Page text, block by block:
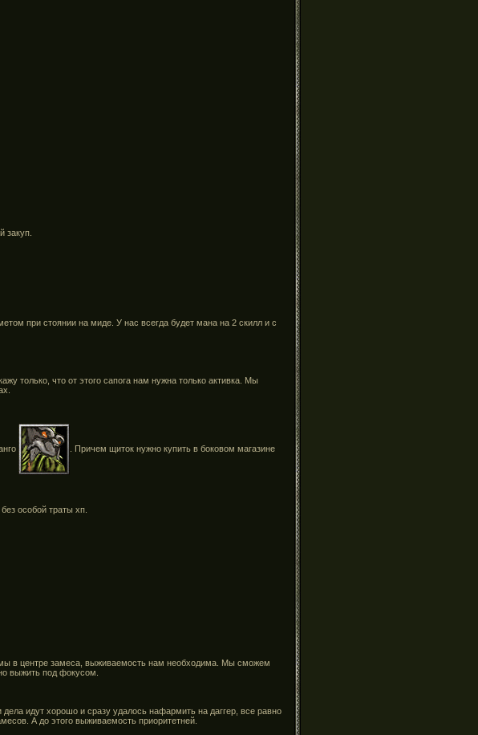
закуп.
при стоянии на миде. У нас всегда будет мана на 2 скилл и с
только, что от этого сапога нам нужна только активка. Мы
. Причем щиток нужно купить в боковом магазине
особой траты хп.
в центре замеса, выживаемость нам необходима. Мы сможем
выжить под фокусом.
идут хорошо и сразу удалось нафармить на даггер, все равно
А до этого выживаемость приоритетней.